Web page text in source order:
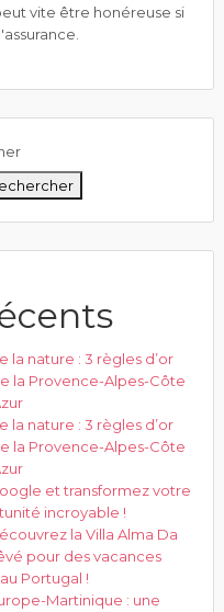
vite être honéreuse si
la nature : 3 règles d’or
la Provence-Alpes-Côte
la nature : 3 règles d’or
la Provence-Alpes-Côte
et transformez votre
incroyable !
la Villa Alma Da
pour des vacances
Portugal !
Martinique : une